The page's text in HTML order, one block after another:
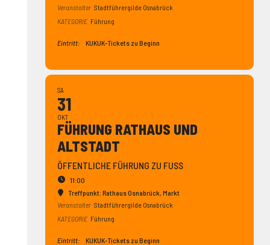
Veranstalter Stadtführergilde Osnabrück
KATEGORIE Führung
Eintritt: KUKUK-Tickets zu Beginn
SA
31
OKT
FÜHRUNG RATHAUS UND
ALTSTADT
ÖFFENTLICHE FÜHRUNG ZU FUSS
11:00
Treffpunkt: Rathaus Osnabrück, Markt
Veranstalter Stadtführergilde Osnabrück
KATEGORIE Führung
Eintritt: KUKUK-Tickets zu Beginn